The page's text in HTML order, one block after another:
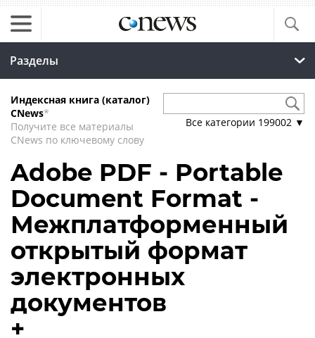
Разделы
Индексная книга (каталог)
CNews*
Получите все материалы
CNews по ключевому слову
Все категории 199002 ▼
Adobe PDF - Portable
Document Format -
Межплатформенный
открытый формат
электронных
документов
+